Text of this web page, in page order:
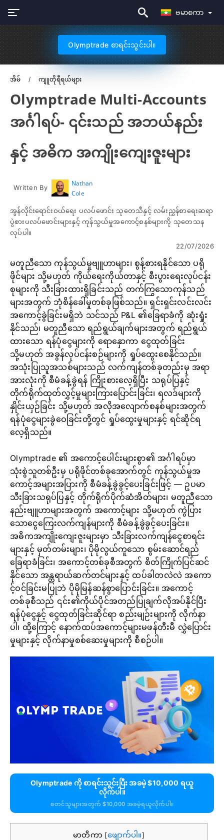
ဗမာစကာ
Olymptrade စာရင်းသွင်းပါ။
အိမ် ကျူတိုရီရယ်များ
Olymptrade Multi-Accounts
အင်္ဂါရပ်- ၎င်းသည် အဘယ်နည်း
နှင့် အဓိက အကျိုးကျေးဇူးများ
Written By
Nathan
Cole
အွန်လိုင်းရောင်းဝယ်ရေး ပလပ်ဖောင်း သုတေသီနှင့် လမ်းညွှန်စာရေးဆရာ
ပွဲစားပလပ်ဖောင်းများနှင့် ကုန်သွယ်မှုအကောင့်စနစ်များကို သုတေသန
လုပ်ပါ။
22/07/2026
မတူညီသော ကုန်သွယ်မှုဗျူဟာများ၊ စွန့်စားရနိုင်သော ပရို
ဖိုင်များ သို့မဟုတ် ကိုယ်ရေးကိုယ်တာနှင့် စီးပွားရေးလုပ်ငန်း
စုများကို သီးခြားထားရှိခြင်းသည် တက်ကြွသောကုန်သည်
များအတွက် ဘုံစိန်ခေါ်မှုတစ်ခုဖြစ်သည်။ ရှင်းရှင်းလင်းလင်း
အကောင့်ခွဲခြင်းမရှိဘဲ သင်သည် P&L ၏ခြေရာခံကို ဆုံးရှုံး
နိုင်သည်၊ မတူညီသော ရည်ရွယ်ချက်များအတွက် ရည်ရွယ်
ထားသော ရန်ပုံငွေများကို ရောနှောကာ ငွေထုတ်ခြင်း
သို့မဟုတ် အခွန်လုပ်ငန်းစဉ်များကို ရှုပ်ထွေးစေနိုင်သည်။
အသုံးပြုသူအသစ်များသည် လက်ကျန်တစ်ခုတည်းမှ အရာ
အားလုံးကို စီမံခန့်ခွဲရန် ကြိုးစားလေ့ရှိပြီး သရုပ်ပြနှင့်
တိုက်ရိုက်ထုတ်လွှင့်မှုများကြားပြောင်းခြင်း၊ ရလဒ်များကို
နှိုင်းယှဉ်ခြင်း သို့မဟုတ် အလိုအလျောက်စနစ်များအတွက်
ရန်ပုံငွေများခွဲဝေခြင်းတို့တွင် ရှုပ်ထွေးမှုများနှင့် ရင်ဆိုင်ရ
လေ့ရှိသည်။
Olymptrade ၏ အကောင့်ပေါင်းများစွာ၏ အင်္ဂါရပ်မှာ
သုံးစွဲသူတစ်ဦးမှ ပရိုဖိုင်တစ်ခုအောက်တွင် ကုန်သွယ်မှုအ
ကောင့်အများအပြားကို စီမံခန့်ခွဲခွင့်ပေးခြင်းဖြင့် — ဥပမာ
သီးခြားသရုပ်ပြနှင့် တိုက်ရိုက်ပိုက်ဆံအိတ်များ၊ မတူညီသော
နည်းဗျူဟာများအတွက် အကောင့်များ သို့မဟုတ် ကွဲပြား
သောငွေကြေးလက်ကျန်များကို စီမံခန့်ခွဲခွင့်ပေးခြင်း။
အဓိကအကျိုးကျေးဇူးများမှာ သီးခြားလက်ကျန်ငွေစာရင်း
များနှင့် မှတ်တမ်းများ၊ ပိုမိုလွယ်ကူသော စွမ်းဆောင်ရည်
ခြေရာခံခြင်း၊ အကောင့်တစ်ခုစီအတွက် စိတ်ကြိုက်ပြင်ဆင်
နိုင်သော အန္တရာယ်ဆက်တင်များနှင့် ထပ်ခါတလဲလဲ အကော
င့်ဝင်ခြင်းမပြုဘဲ ပိုမိုမြန်ဆန်စွာပြောင်းခြင်း။ အကောင့်
တစ်ခုစီသည် ၎င်း၏ကိုယ်ပိုင်အတည်ပြုချက်လိုအပ်နိုင်ပြီး
ရန်ပုံငွေနှင့် ငွေထုတ်ခြင်းဆိုင်ရာ စည်းမျဉ်းများကို လိုက်နာ
ပါ၊ ထို့ကြောင့် နောက်ထပ်အကောင့်များမဖန်တီးမီ လွှဲပြောင်း
မှုများနှင့် လိုက်နာမှုစစ်ဆေးမှုများကို စီစဉ်ပါ။
Olymptrade ကို စာရင်းသွင်းပြီး အခမဲ့ $10,000 ရယူ
လိုက်ပါ။
စတင်သူများအတွက် $10,000 အခမဲ့ရယူလိုက်ပါ။
မာတိကာ [ဖျောက်ပါ။]